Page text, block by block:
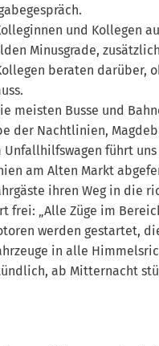
und Kollegen
Minusgrade,
beraten darüber,
meisten Busse und
der Nachtlinien,
führt uns
am Alten Markt
ihren Weg in die
frei: „Alle Züge im
werden gestartet,
in alle
ab Mitternacht